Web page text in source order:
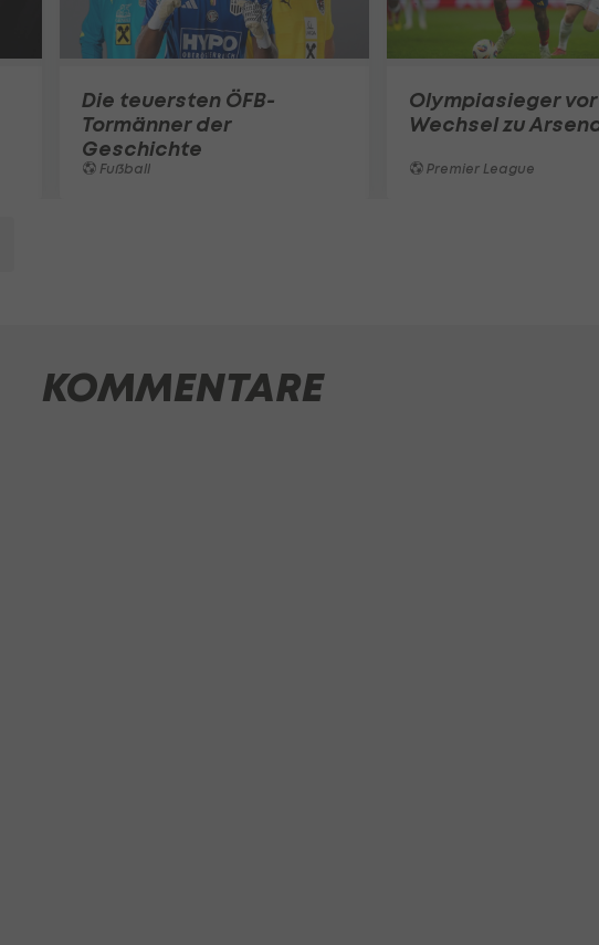
Die teuersten ÖFB-
Tormänner der
Geschichte
Fußball
Olympiasieger vor
Wechsel zu
Premier League
KOMMENTARE